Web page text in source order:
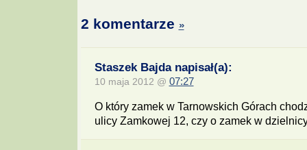
2 komentarze »
Staszek Bajda napisał(a):
10 maja 2012 @ 07:27
O który zamek w Tarnowskich Górach
ulicy Zamkowej 12, czy o zamek w